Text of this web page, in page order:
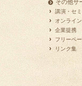
その他サ
講演・セ
オンライ
企業提携
フリーペ
リンク集